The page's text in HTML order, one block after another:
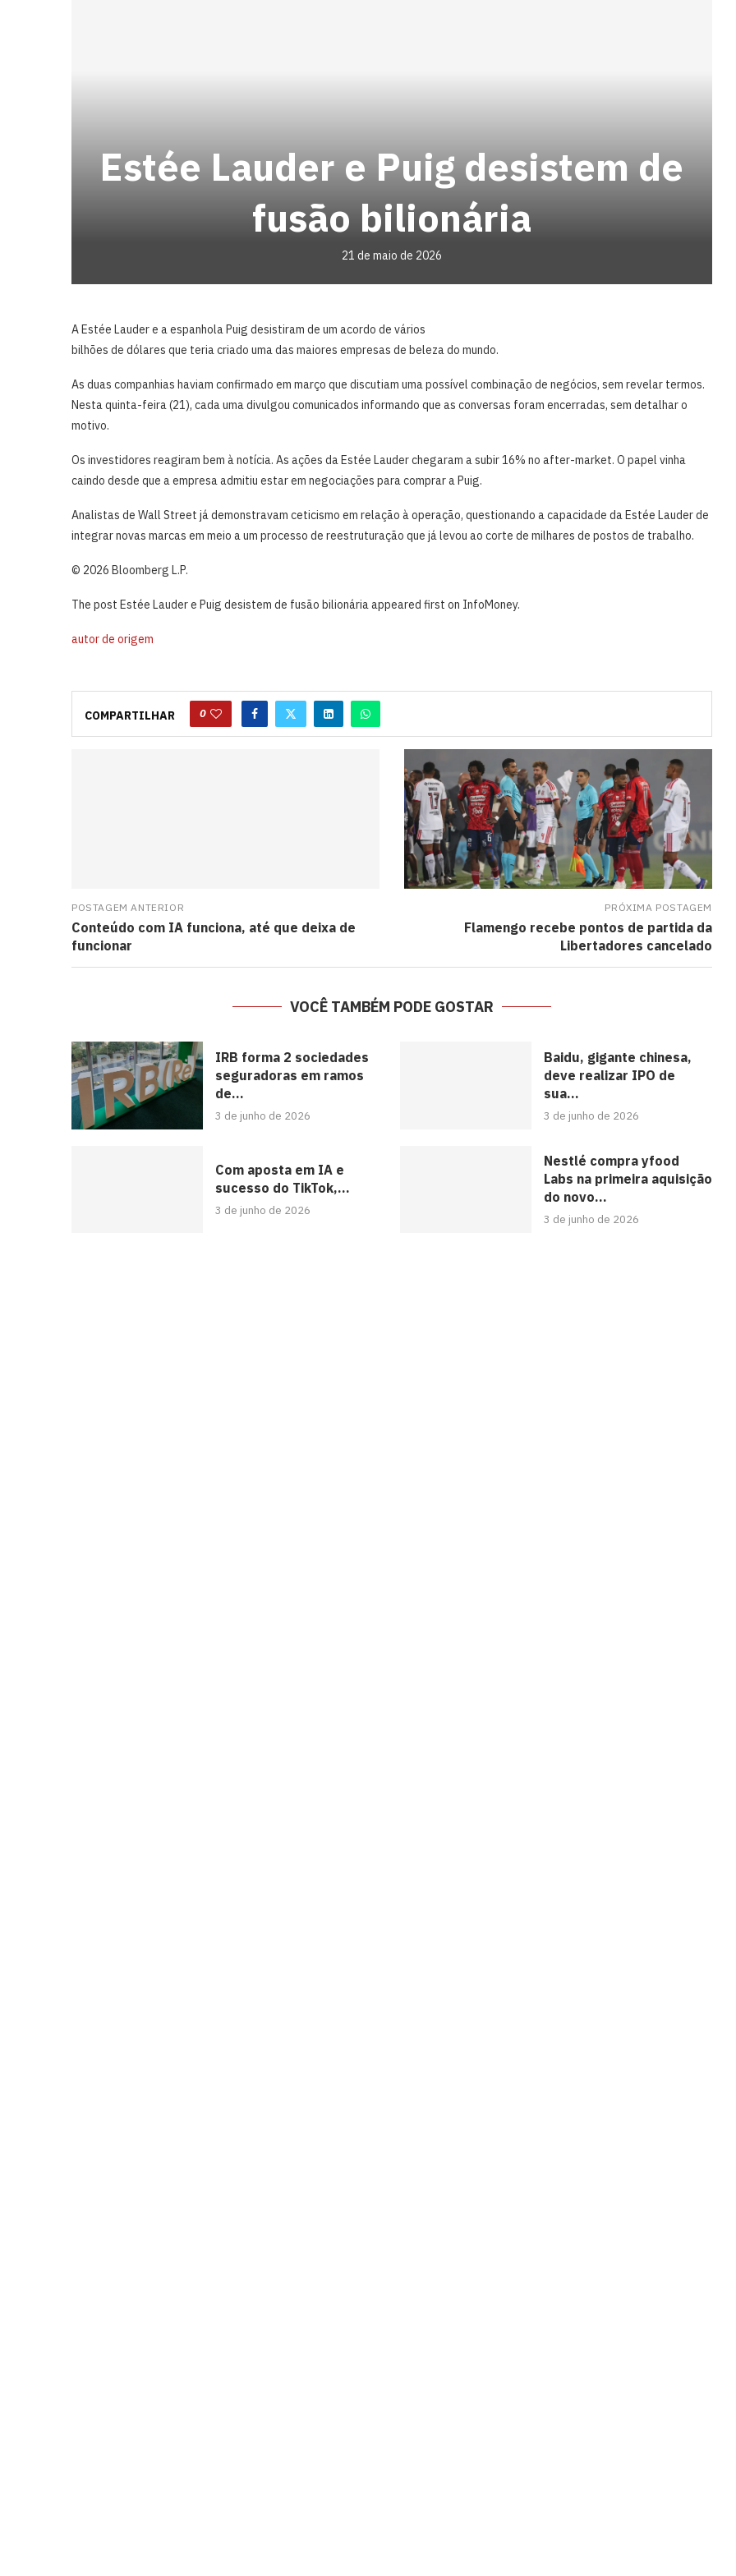
Estée Lauder e Puig desistem de
fusão bilionária
21 de maio de 2026
A Estée Lauder e a espanhola Puig desistiram de um acordo de vários
bilhões de dólares que teria criado uma das maiores empresas de beleza do mundo.
As duas companhias haviam confirmado em março que discutiam uma possível combinação de negócios, sem revelar termos.
Nesta quinta-feira (21), cada uma divulgou comunicados informando que as conversas foram encerradas, sem detalhar o
motivo.
Os investidores reagiram bem à notícia. As ações da Estée Lauder chegaram a subir 16% no after-market. O papel vinha
caindo desde que a empresa admitiu estar em negociações para comprar a Puig.
Analistas de Wall Street já demonstravam ceticismo em relação à operação, questionando a capacidade da Estée Lauder de
integrar novas marcas em meio a um processo de reestruturação que já levou ao corte de milhares de postos de trabalho.
© 2026 Bloomberg L.P.
The post Estée Lauder e Puig desistem de fusão bilionária appeared first on InfoMoney.
autor de origem
COMPARTILHAR 0
POSTAGEM ANTERIOR
Conteúdo com IA funciona, até que deixa de
funcionar
PRÓXIMA POSTAGEM
Flamengo recebe pontos de partida da
Libertadores cancelado
VOCÊ TAMBÉM PODE GOSTAR
IRB forma 2 sociedades
seguradoras em ramos
de...
3 de junho de 2026
Baidu, gigante chinesa,
deve realizar IPO de
sua...
3 de junho de 2026
Com aposta em IA e
sucesso do TikTok,...
3 de junho de 2026
Nestlé compra yfood
Labs na primeira aquisição
do novo...
3 de junho de 2026